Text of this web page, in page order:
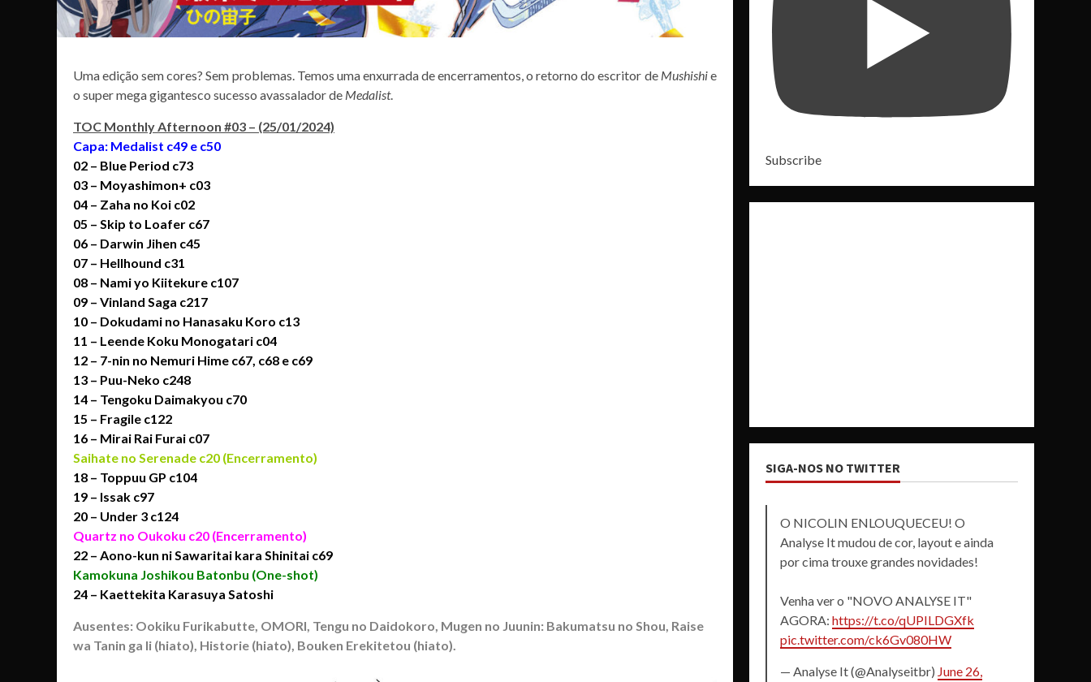
Uma edição sem cores? Sem problemas. Temos uma enxurrada de encerramentos, o retorno do escritor de Mushishie
o super mega gigantesco sucesso avassalador de Medalist.
TOC Monthly Afternoon #03 – (25/01/2024)
Capa: Medalist c49 e c50
02 – Blue Period c73
03 – Moyashimon+ c03
04 – Zaha no Koi c02
05 – Skip to Loafer c67
06 – Darwin Jihen c45
07 – Hellhound c31
08 – Nami yo Kiitekure c107
09 – Vinland Saga c217
10 – Dokudami no Hanasaku Koro c13
11 – Leende Koku Monogatari c04
12 – 7-nin no Nemuri Hime c67, c68 e c69
13 – Puu-Neko c248
14 – Tengoku Daimakyou c70
15 – Fragile c122
16 – Mirai Rai Furai c07
Saihate no Serenade c20 (Encerramento)
18 – Toppuu GP c104
19 – Issak c97
20 – Under 3 c124
Quartz no Oukoku c20 (Encerramento)
22 – Aono-kun ni Sawaritai kara Shinitai c69
Kamokuna Joshikou Batonbu (One-shot)
24 – Kaettekita Karasuya Satoshi
Ausentes: Ookiku Furikabutte, OMORI, Tengu no Daidokoro, Mugen no Juunin: Bakumatsu no Shou, Raise
wa Tanin ga Ii (hiato), Historie (hiato), Bouken Erekitetou (hiato).
Subscribe
SIGA-NOS NO TWITTER
O NICOLIN ENLOUQUECEU! O
Analyse It mudou de cor, layout e ainda
por cima trouxe grandes novidades!
Venha ver o "NOVO ANALYSE IT"
AGORA:https://t.co/qUPILDGXfk
pic.twitter.com/ck6Gv080HW
— Analyse It (@Analyseitbr) June 26,